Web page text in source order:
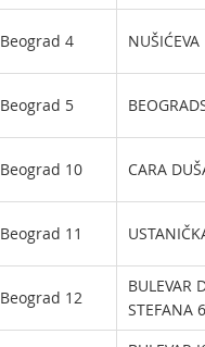
Beograd 4
Beograd 5
Beograd 10 CARA
Beograd 11
Beograd 12
BULEVAR
STEFANA